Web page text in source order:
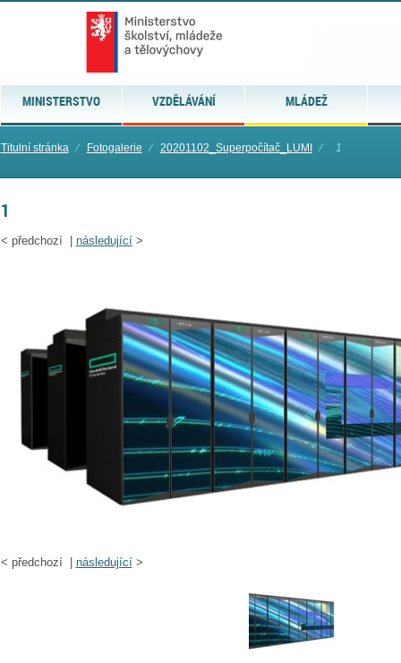
MINISTERSTVO VZDĚLÁVÁNÍ MLÁDEŽ
Titulní stránka ⁄ Fotogalerie ⁄ 20201102_Superpočítač_LUMI ⁄ 1
1
< předchozí | následující>
< předchozí | následující>